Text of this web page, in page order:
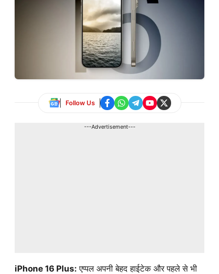
Follow Us
---Advertisement---
iPhone 16 Plus: एप्पल अपनी बेहद हाईटेक और पहले से भी